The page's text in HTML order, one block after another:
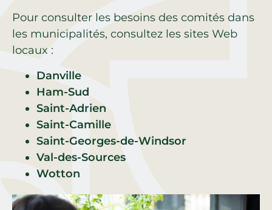
Pour consulter les besoins des comités dans
les municipalités, consultez les sites Web
locaux :
Danville
Ham-Sud
Saint-Adrien
Saint-Camille
Saint-Georges-de-Windsor
Val-des-Sources
Wotton